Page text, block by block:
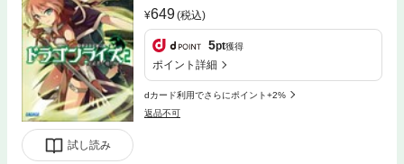
試し読み
649(税込)
5pt獲得
ポイント詳細
dカード利用でさらにポイント+2%
返品不可